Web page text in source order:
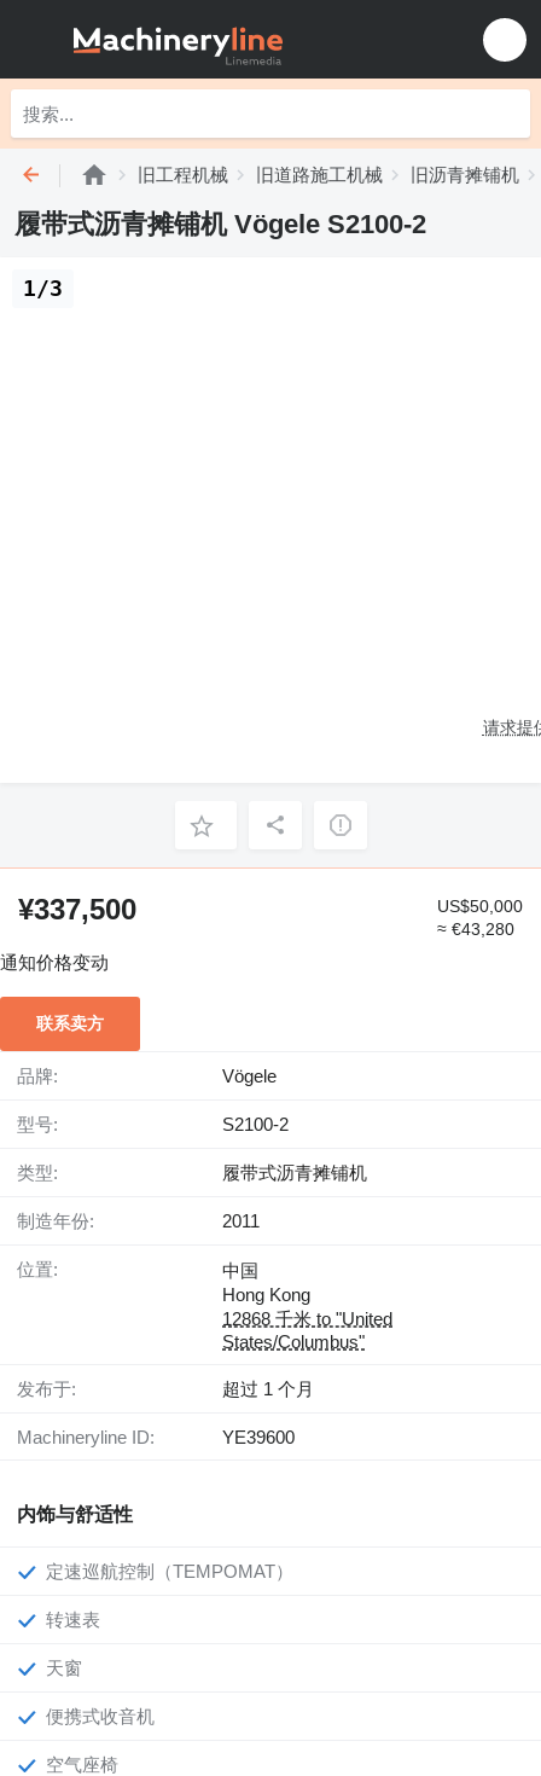
旧工程机械 旧道路施工机械 旧沥青摊铺机
履带式沥青摊铺机 Vögele S2100-2
请求提
1/3
¥337,500
US$50,000
≈ €43,280
通知价格变动
联系卖方
品牌: Vögele
型号: S2100-2
类型: 履带式沥青摊铺机
制造年份: 2011
位置:
中国
Hong Kong
12868 千米 to "United
States/Columbus"
发布于: 超过 1 个月
Machineryline ID: YE39600
内饰与舒适性
定速巡航控制（TEMPOMAT）
转速表
天窗
便携式收音机
空气座椅